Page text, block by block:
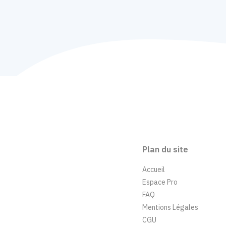
Plan du site
Accueil
Espace Pro
FAQ
Mentions Légales
CGU